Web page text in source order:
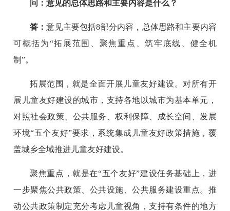
问：意见的总体思路和主要内容是什么？
答：意见主要包括8部分内容，总体思路和主要内容
可概括为“拓展范围、聚焦重点、筑牢底线、健全机
制”。
拓展范围，就是全面开展儿童友好建设。对所有开
展儿童友好建设的城市，支持各地以城市为基本单元，
对照社会政策、公共服务、权利保障、成长空间、发展
环境“五个友好”要求，系统集成儿童友好政策措施，覆
盖城乡全域推进儿童友好建设。
聚焦重点，就是在“五个友好”建设任务基础上，进
一步聚焦公共政策、公共设施、公共服务建设重点。推
动公共政策制定充分考虑儿童视角，支持有条件的地方